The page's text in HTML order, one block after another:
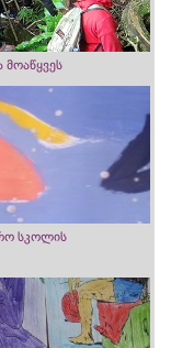
სკოლის